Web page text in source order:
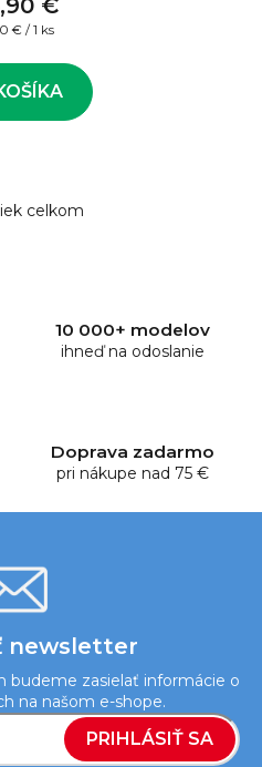
€
€ / 1 ks
O
k
v
ý
p
i
s
u
celkom
10 000+ modelov
ihneď na odoslanie
Doprava zadarmo
pri nákupe nad 75 €
newsletter
budeme zasielať informácie o
na našom e-shope.
PRIHLÁSIŤ SA